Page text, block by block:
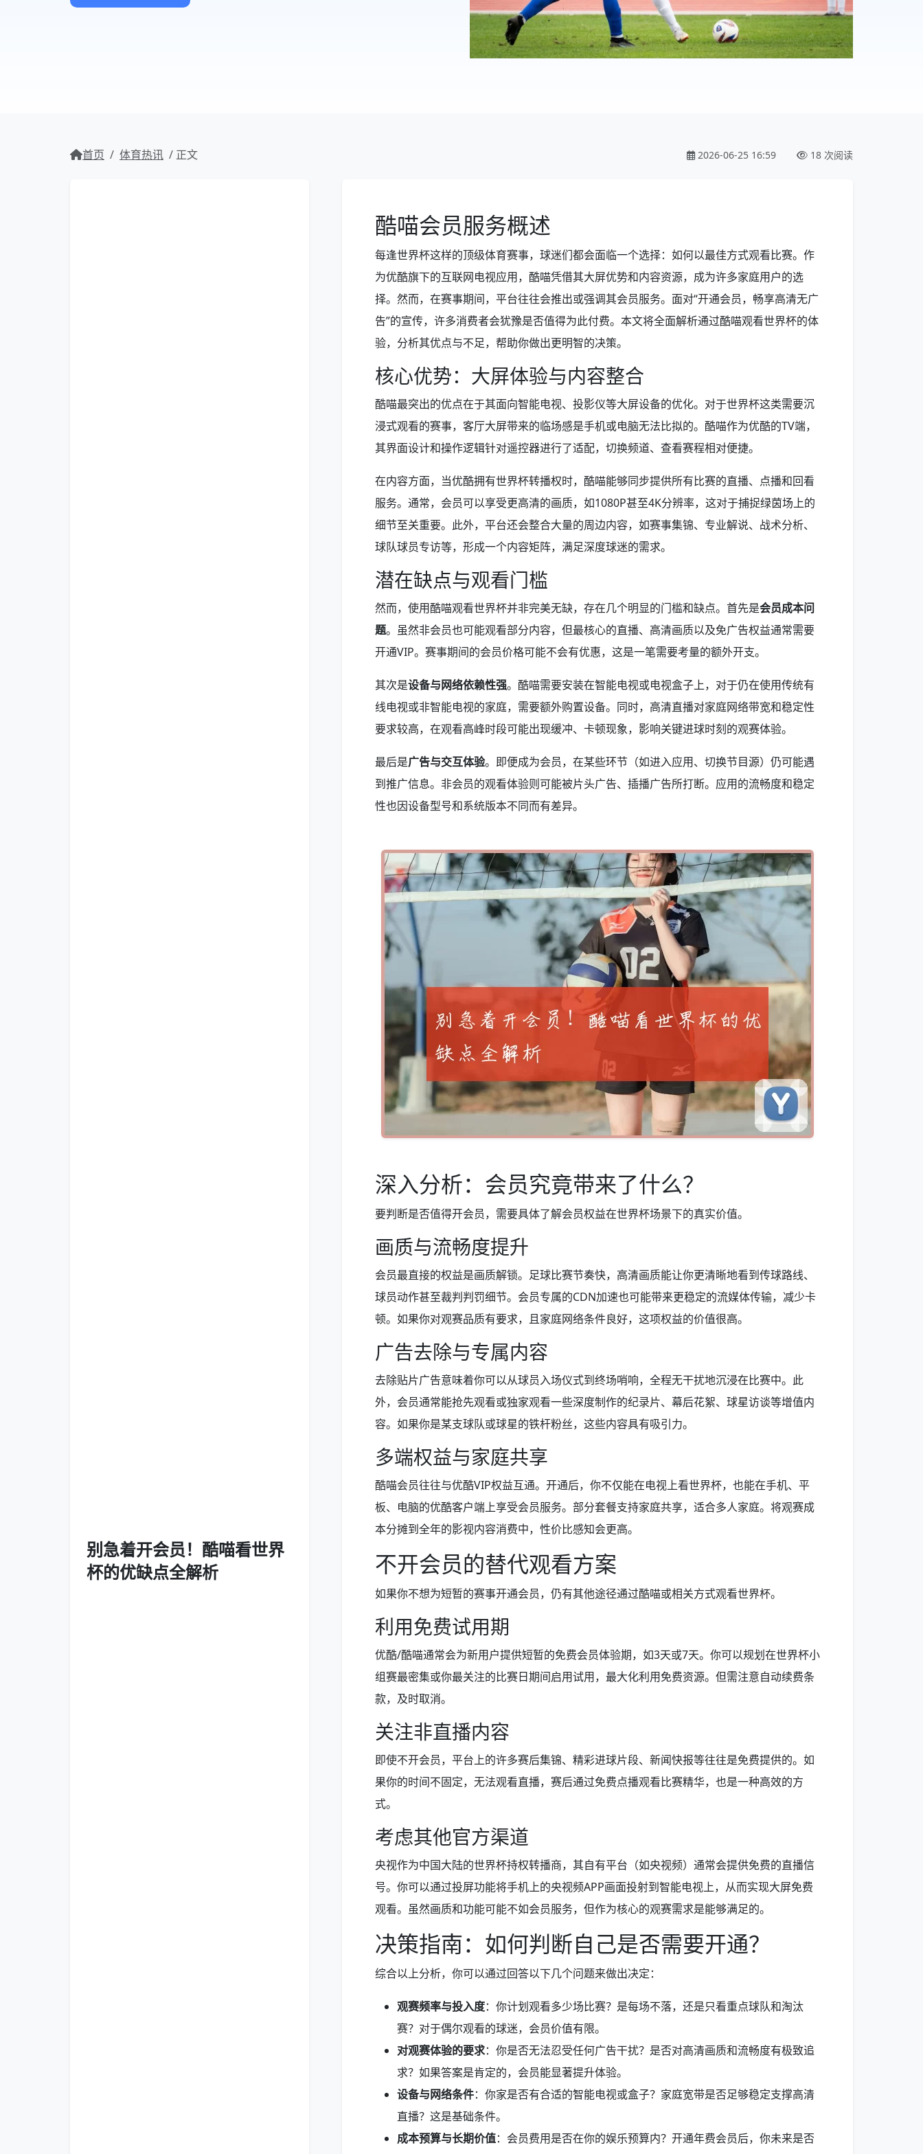
首页 / 体育热讯 / 正文 2026-06-25 16:59 18 次阅读
别急着开会员！酷喵看世界
杯的优缺点全解析
酷喵会员服务概述
每逢世界杯这样的顶级体育赛事，球迷们都会面临一个选择：如何以最佳方式观看比赛。作
为优酷旗下的互联网电视应用，酷喵凭借其大屏优势和内容资源，成为许多家庭用户的选
择。然而，在赛事期间，平台往往会推出或强调其会员服务。面对“开通会员，畅享高清无广
告”的宣传，许多消费者会犹豫是否值得为此付费。本文将全面解析通过酷喵观看世界杯的体
验，分析其优点与不足，帮助你做出更明智的决策。
核心优势：大屏体验与内容整合
酷喵最突出的优点在于其面向智能电视、投影仪等大屏设备的优化。对于世界杯这类需要沉
浸式观看的赛事，客厅大屏带来的临场感是手机或电脑无法比拟的。酷喵作为优酷的TV端，
其界面设计和操作逻辑针对遥控器进行了适配，切换频道、查看赛程相对便捷。
在内容方面，当优酷拥有世界杯转播权时，酷喵能够同步提供所有比赛的直播、点播和回看
服务。通常，会员可以享受更高清的画质，如1080P甚至4K分辨率，这对于捕捉绿茵场上的
细节至关重要。此外，平台还会整合大量的周边内容，如赛事集锦、专业解说、战术分析、
球队球员专访等，形成一个内容矩阵，满足深度球迷的需求。
潜在缺点与观看门槛
然而，使用酷喵观看世界杯并非完美无缺，存在几个明显的门槛和缺点。首先是会员成本问
题。虽然非会员也可能观看部分内容，但最核心的直播、高清画质以及免广告权益通常需要
开通VIP。赛事期间的会员价格可能不会有优惠，这是一笔需要考量的额外开支。
其次是设备与网络依赖性强。酷喵需要安装在智能电视或电视盒子上，对于仍在使用传统有
线电视或非智能电视的家庭，需要额外购置设备。同时，高清直播对家庭网络带宽和稳定性
要求较高，在观看高峰时段可能出现缓冲、卡顿现象，影响关键进球时刻的观赛体验。
最后是广告与交互体验。即便成为会员，在某些环节（如进入应用、切换节目源）仍可能遇
到推广信息。非会员的观看体验则可能被片头广告、插播广告所打断。应用的流畅度和稳定
性也因设备型号和系统版本不同而有差异。
深入分析：会员究竟带来了什么？
要判断是否值得开会员，需要具体了解会员权益在世界杯场景下的真实价值。
画质与流畅度提升
会员最直接的权益是画质解锁。足球比赛节奏快，高清画质能让你更清晰地看到传球路线、
球员动作甚至裁判判罚细节。会员专属的CDN加速也可能带来更稳定的流媒体传输，减少卡
顿。如果你对观赛品质有要求，且家庭网络条件良好，这项权益的价值很高。
广告去除与专属内容
去除贴片广告意味着你可以从球员入场仪式到终场哨响，全程无干扰地沉浸在比赛中。此
外，会员通常能抢先观看或独家观看一些深度制作的纪录片、幕后花絮、球星访谈等增值内
容。如果你是某支球队或球星的铁杆粉丝，这些内容具有吸引力。
多端权益与家庭共享
酷喵会员往往与优酷VIP权益互通。开通后，你不仅能在电视上看世界杯，也能在手机、平
板、电脑的优酷客户端上享受会员服务。部分套餐支持家庭共享，适合多人家庭。将观赛成
本分摊到全年的影视内容消费中，性价比感知会更高。
不开会员的替代观看方案
如果你不想为短暂的赛事开通会员，仍有其他途径通过酷喵或相关方式观看世界杯。
利用免费试用期
优酷/酷喵通常会为新用户提供短暂的免费会员体验期，如3天或7天。你可以规划在世界杯小
组赛最密集或你最关注的比赛日期间启用试用，最大化利用免费资源。但需注意自动续费条
款，及时取消。
关注非直播内容
即使不开会员，平台上的许多赛后集锦、精彩进球片段、新闻快报等往往是免费提供的。如
果你的时间不固定，无法观看直播，赛后通过免费点播观看比赛精华，也是一种高效的方
式。
考虑其他官方渠道
央视作为中国大陆的世界杯持权转播商，其自有平台（如央视频）通常会提供免费的直播信
号。你可以通过投屏功能将手机上的央视频APP画面投射到智能电视上，从而实现大屏免费
观看。虽然画质和功能可能不如会员服务，但作为核心的观赛需求是能够满足的。
决策指南：如何判断自己是否需要开通？
综合以上分析，你可以通过回答以下几个问题来做出决定：
观赛频率与投入度：你计划观看多少场比赛？是每场不落，还是只看重点球队和淘汰
赛？对于偶尔观看的球迷，会员价值有限。
对观赛体验的要求：你是否无法忍受任何广告干扰？是否对高清画质和流畅度有极致追
求？如果答案是肯定的，会员能显著提升体验。
设备与网络条件：你家是否有合适的智能电视或盒子？家庭宽带是否足够稳定支撑高清
直播？这是基础条件。
成本预算与长期价值：会员费用是否在你的娱乐预算内？开通年费会员后，你未来是否